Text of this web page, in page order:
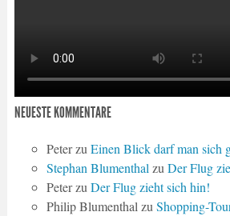
NEUESTE KOMMENTARE
Peterzu Einen Blick darf man sich
Stephan Blumenthal zu Der Flug
Peterzu Der Flug zieht sich hin!
Philip Blumenthal zu Shopping-